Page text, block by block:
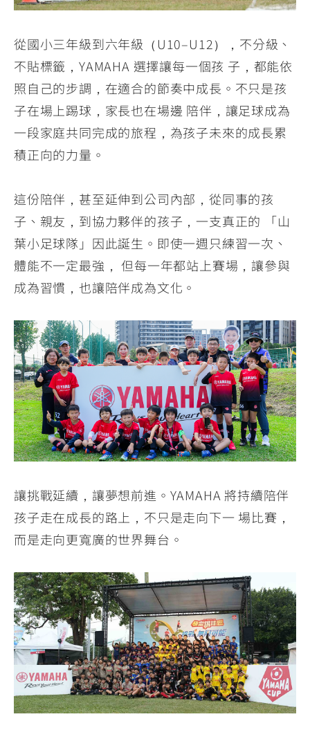
從國小三年級到六年級（U10–U12），不分級、
不貼標籤，YAMAHA 選擇讓每一個孩 子，都能依
照自己的步調，在適合的節奏中成長。不只是孩
子在場上踢球，家長也在場邊 陪伴，讓足球成為
一段家庭共同完成的旅程，為孩子未來的成長累
積正向的力量。
這份陪伴，甚至延伸到公司內部，從同事的孩
子、親友，到協力夥伴的孩子，一支真正的 「山
葉小足球隊」因此誕生。即使一週只練習一次、
體能不一定最強， 但每一年都站上賽場，讓參與
成為習慣，也讓陪伴成為文化。
讓挑戰延續，讓夢想前進。YAMAHA 將持續陪伴
孩子走在成長的路上，不只是走向下一 場比賽，
而是走向更寬廣的世界舞台。